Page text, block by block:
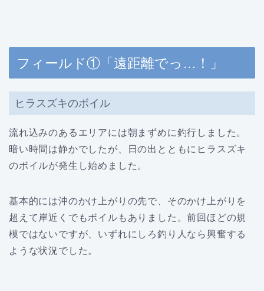
フィールド①「遠距離でっ…！」
ヒラスズキのボイル
流れ込みのあるエリアには朝まずめに釣行しました。
暗い時間は静かでしたが、日の出とともにヒラスズキ
のボイルが発生し始めました。
基本的には沖のかけ上がりの先で、そのかけ上がりを
超えて岸近くでもボイルもありました。前回ほどの規
模ではないですが、いずれにしろ釣り人なら興奮する
ような状況でした。